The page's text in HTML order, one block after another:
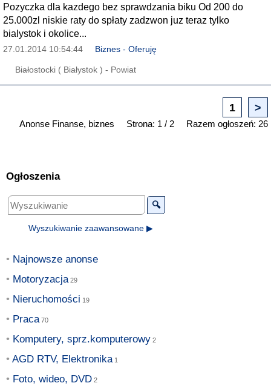
Pozyczka dla kazdego bez sprawdzania biku Od 200 do
25.000zl niskie raty do spłaty zadzwon juz teraz tylko
bialystok i okolice...
27.01.2014 10:54:44 Biznes - Oferuję
Białostocki ( Białystok ) - Powiat
1 >
Anonse Finanse, biznes Strona: 1 / 2 Razem ogłoszeń: 26
Ogłoszenia
🔍
Wyszukiwanie zaawansowane ▶
Najnowsze anonse
Motoryzacja
Nieruchomości
Praca
Komputery, sprz.komputerowy
AGD RTV, Elektronika
Foto, wideo, DVD